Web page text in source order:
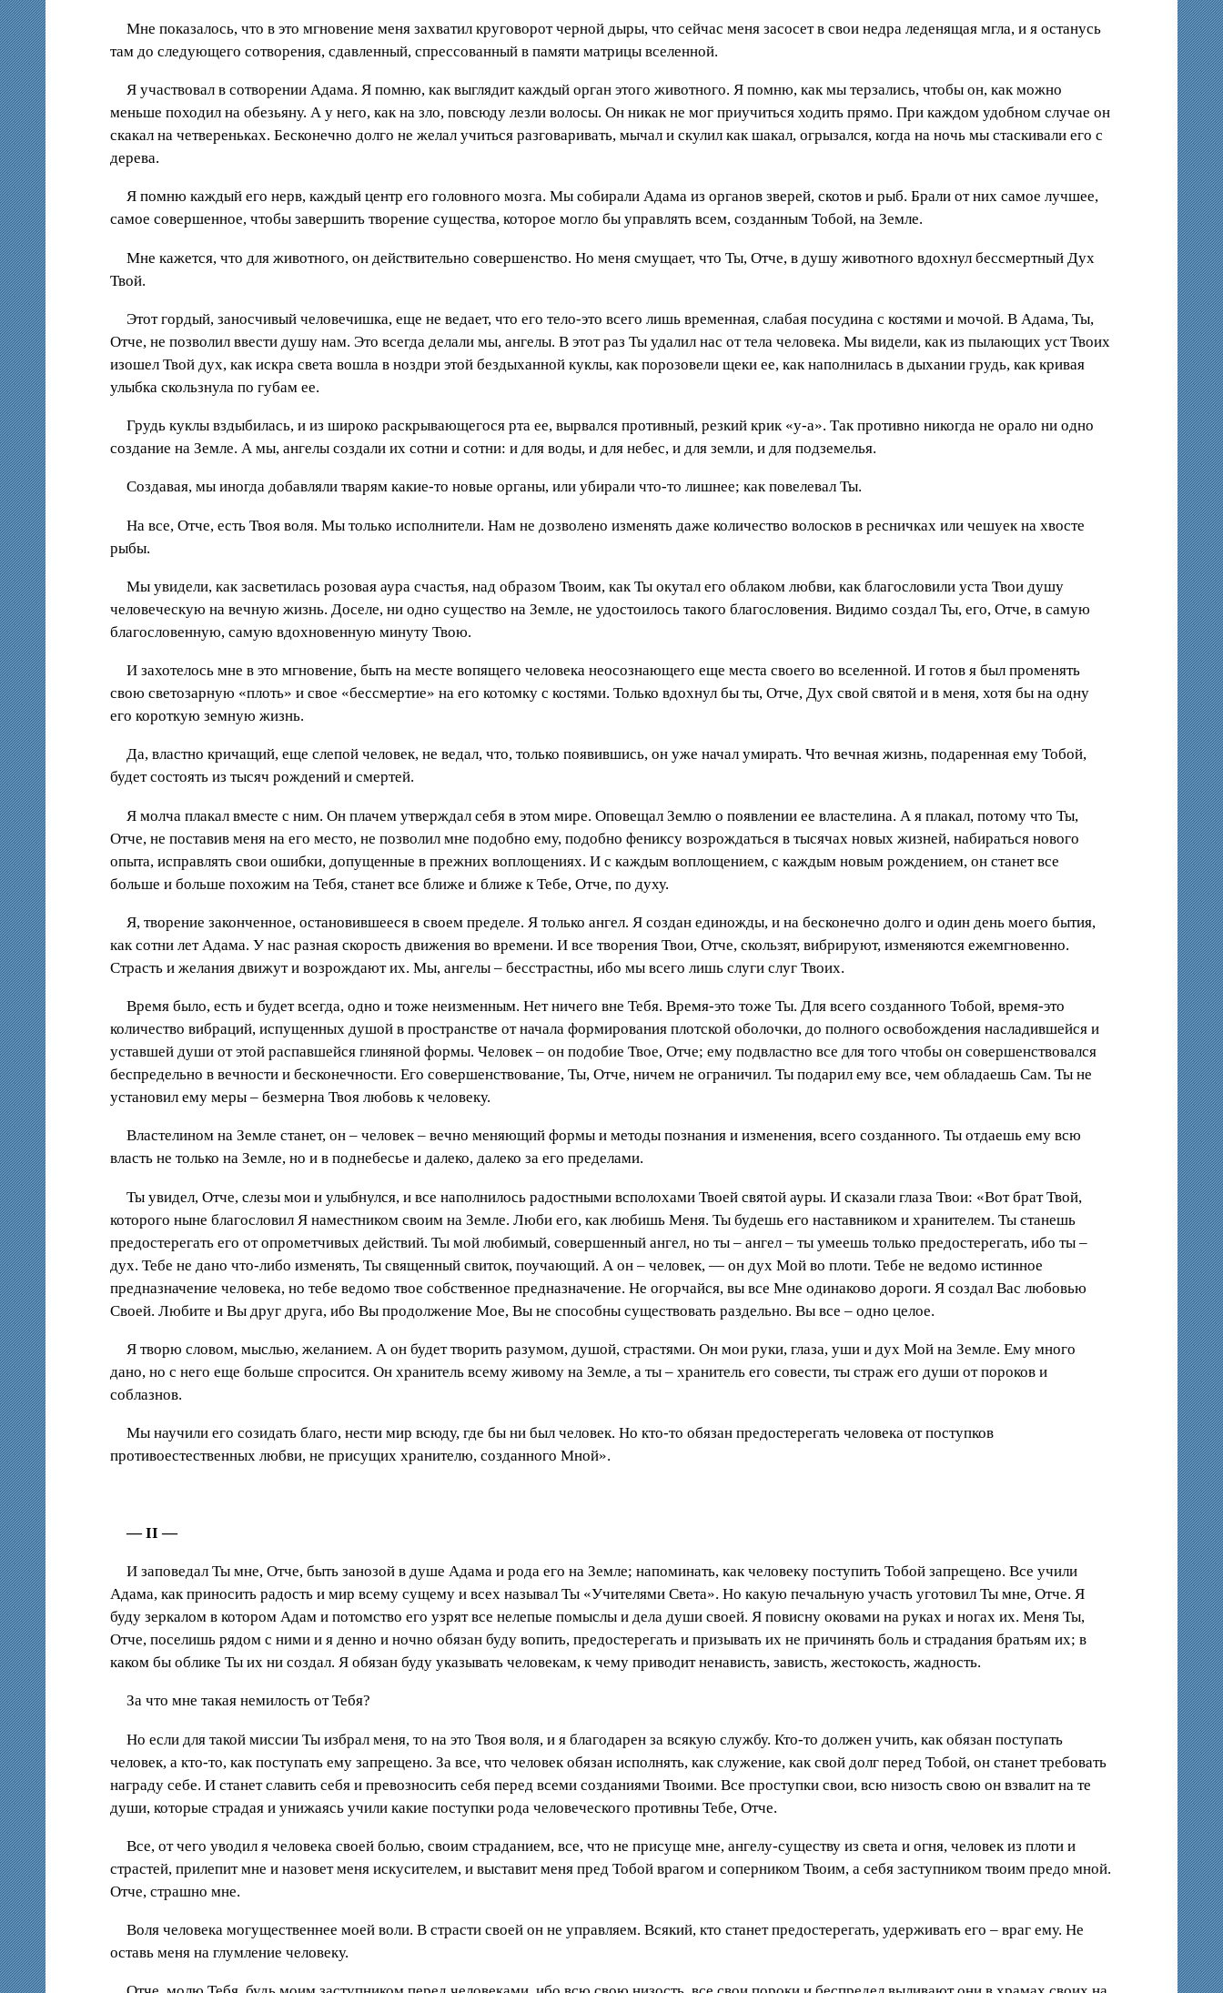
Мне показалось, что в это мгновение меня захватил круговорот черной дыры, что сейчас меня засосет в свои недра леденящая мгла, и я останусь
там до следующего сотворения, сдавленный, спрессованный в памяти матрицы вселенной.
Я участвовал в сотворении Адама. Я помню, как выглядит каждый орган этого животного. Я помню, как мы терзались, чтобы он, как можно
меньше походил на обезьяну. А у него, как на зло, повсюду лезли волосы. Он никак не мог приучиться ходить прямо. При каждом удобном случае он
скакал на четвереньках. Бесконечно долго не желал учиться разговаривать, мычал и скулил как шакал, огрызался, когда на ночь мы стаскивали его с
дерева.
Я помню каждый его нерв, каждый центр его головного мозга. Мы собирали Адама из органов зверей, скотов и рыб. Брали от них самое лучшее,
самое совершенное, чтобы завершить творение существа, которое могло бы управлять всем, созданным Тобой, на Земле.
Мне кажется, что для животного, он действительно совершенство. Но меня смущает, что Ты, Отче, в душу животного вдохнул бессмертный Дух
Твой.
Этот гордый, заносчивый человечишка, еще не ведает, что его тело-это всего лишь временная, слабая посудина с костями и мочой. В Адама, Ты,
Отче, не позволил ввести душу нам. Это всегда делали мы, ангелы. В этот раз Ты удалил нас от тела человека. Мы видели, как из пылающих уст Твоих
изошел Твой дух, как искра света вошла в ноздри этой бездыханной куклы, как порозовели щеки ее, как наполнилась в дыхании грудь, как кривая
улыбка скользнула по губам ее.
Грудь куклы вздыбилась, и из широко раскрывающегося рта ее, вырвался противный, резкий крик «у-а». Так противно никогда не орало ни одно
создание на Земле. А мы, ангелы создали их сотни и сотни: и для воды, и для небес, и для земли, и для подземелья.
Создавая, мы иногда добавляли тварям какие-то новые органы, или убирали что-то лишнее; как повелевал Ты.
На все, Отче, есть Твоя воля. Мы только исполнители. Нам не дозволено изменять даже количество волосков в ресничках или чешуек на хвосте
рыбы.
Мы увидели, как засветилась розовая аура счастья, над образом Твоим, как Ты окутал его облаком любви, как благословили уста Твои душу
человеческую на вечную жизнь. Доселе, ни одно существо на Земле, не удостоилось такого благословения. Видимо создал Ты, его, Отче, в самую
благословенную, самую вдохновенную минуту Твою.
И захотелось мне в это мгновение, быть на месте вопящего человека неосознающего еще места своего во вселенной. И готов я был променять
свою светозарную «плоть» и свое «бессмертие» на его котомку с костями. Только вдохнул бы ты, Отче, Дух свой святой и в меня, хотя бы на одну
его короткую земную жизнь.
Да, властно кричащий, еще слепой человек, не ведал, что, только появившись, он уже начал умирать. Что вечная жизнь, подаренная ему Тобой,
будет состоять из тысяч рождений и смертей.
Я молча плакал вместе с ним. Он плачем утверждал себя в этом мире. Оповещал Землю о появлении ее властелина. А я плакал, потому что Ты,
Отче, не поставив меня на его место, не позволил мне подобно ему, подобно фениксу возрождаться в тысячах новых жизней, набираться нового
опыта, исправлять свои ошибки, допущенные в прежних воплощениях. И с каждым воплощением, с каждым новым рождением, он станет все
больше и больше похожим на Тебя, станет все ближе и ближе к Тебе, Отче, по духу.
Я, творение законченное, остановившееся в своем пределе. Я только ангел. Я создан единожды, и на бесконечно долго и один день моего бытия,
как сотни лет Адама. У нас разная скорость движения во времени. И все творения Твои, Отче, скользят, вибрируют, изменяются ежемгновенно.
Страсть и желания движут и возрождают их. Мы, ангелы – бесстрастны, ибо мы всего лишь слуги слуг Твоих.
Время было, есть и будет всегда, одно и тоже неизменным. Нет ничего вне Тебя. Время-это тоже Ты. Для всего созданного Тобой, время-это
количество вибраций, испущенных душой в пространстве от начала формирования плотской оболочки, до полного освобождения насладившейся и
уставшей души от этой распавшейся глиняной формы. Человек – он подобие Твое, Отче; ему подвластно все для того чтобы он совершенствовался
беспредельно в вечности и бесконечности. Его совершенствование, Ты, Отче, ничем не ограничил. Ты подарил ему все, чем обладаешь Сам. Ты не
установил ему меры – безмерна Твоя любовь к человеку.
Властелином на Земле станет, он – человек – вечно меняющий формы и методы познания и изменения, всего созданного. Ты отдаешь ему всю
власть не только на Земле, но и в поднебесье и далеко, далеко за его пределами.
Ты увидел, Отче, слезы мои и улыбнулся, и все наполнилось радостными всполохами Твоей святой ауры. И сказали глаза Твои: «Вот брат Твой,
которого ныне благословил Я наместником своим на Земле. Люби его, как любишь Меня. Ты будешь его наставником и хранителем. Ты станешь
предостерегать его от опрометчивых действий. Ты мой любимый, совершенный ангел, но ты – ангел – ты умеешь только предостерегать, ибо ты –
дух. Тебе не дано что-либо изменять, Ты священный свиток, поучающий. А он – человек, — он дух Мой во плоти. Тебе не ведомо истинное
предназначение человека, но тебе ведомо твое собственное предназначение. Не огорчайся, вы все Мне одинаково дороги. Я создал Вас любовью
Своей. Любите и Вы друг друга, ибо Вы продолжение Мое, Вы не способны существовать раздельно. Вы все – одно целое.
Я творю словом, мыслью, желанием. А он будет творить разумом, душой, страстями. Он мои руки, глаза, уши и дух Мой на Земле. Ему много
дано, но с него еще больше спросится. Он хранитель всему живому на Земле, а ты – хранитель его совести, ты страж его души от пороков и
соблазнов.
Мы научили его созидать благо, нести мир всюду, где бы ни был человек. Но кто-то обязан предостерегать человека от поступков
противоестественных любви, не присущих хранителю, созданного Мной».
— II—
И заповедал Ты мне, Отче, быть занозой в душе Адама и рода его на Земле; напоминать, как человеку поступить Тобой запрещено. Все учили
Адама, как приносить радость и мир всему сущему и всех называл Ты «Учителями Света». Но какую печальную участь уготовил Ты мне, Отче. Я
буду зеркалом в котором Адам и потомство его узрят все нелепые помыслы и дела души своей. Я повисну оковами на руках и ногах их. Меня Ты,
Отче, поселишь рядом с ними и я денно и ночно обязан буду вопить, предостерегать и призывать их не причинять боль и страдания братьям их; в
каком бы облике Ты их ни создал. Я обязан буду указывать человекам, к чему приводит ненависть, зависть, жестокость, жадность.
За что мне такая немилость от Тебя?
Но если для такой миссии Ты избрал меня, то на это Твоя воля, и я благодарен за всякую службу. Кто-то должен учить, как обязан поступать
человек, а кто-то, как поступать ему запрещено. За все, что человек обязан исполнять, как служение, как свой долг перед Тобой, он станет требовать
награду себе. И станет славить себя и превозносить себя перед всеми созданиями Твоими. Все проступки свои, всю низость свою он взвалит на те
души, которые страдая и унижаясь учили какие поступки рода человеческого противны Тебе, Отче.
Все, от чего уводил я человека своей болью, своим страданием, все, что не присуще мне, ангелу-существу из света и огня, человек из плоти и
страстей, прилепит мне и назовет меня искусителем, и выставит меня пред Тобой врагом и соперником Твоим, а себя заступником твоим предо мной.
Отче, страшно мне.
Воля человека могущественнее моей воли. В страсти своей он не управляем. Всякий, кто станет предостерегать, удерживать его – враг ему. Не
оставь меня на глумление человеку.